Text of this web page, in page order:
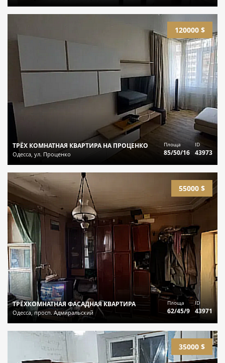
120000 $
ТРЁХ КОМНАТНАЯ КВАРТИРА НА ПРОЦЕНКО
Одесса, ул. Проценко
Площа
85/50/16
ID
43973
55000 $
ТРЁХКОМНАТНАЯ ФАСАДНАЯ КВАРТИРА
Одесса, просп. Адмиральский
Площа
62/45/9
ID
43971
35000 $